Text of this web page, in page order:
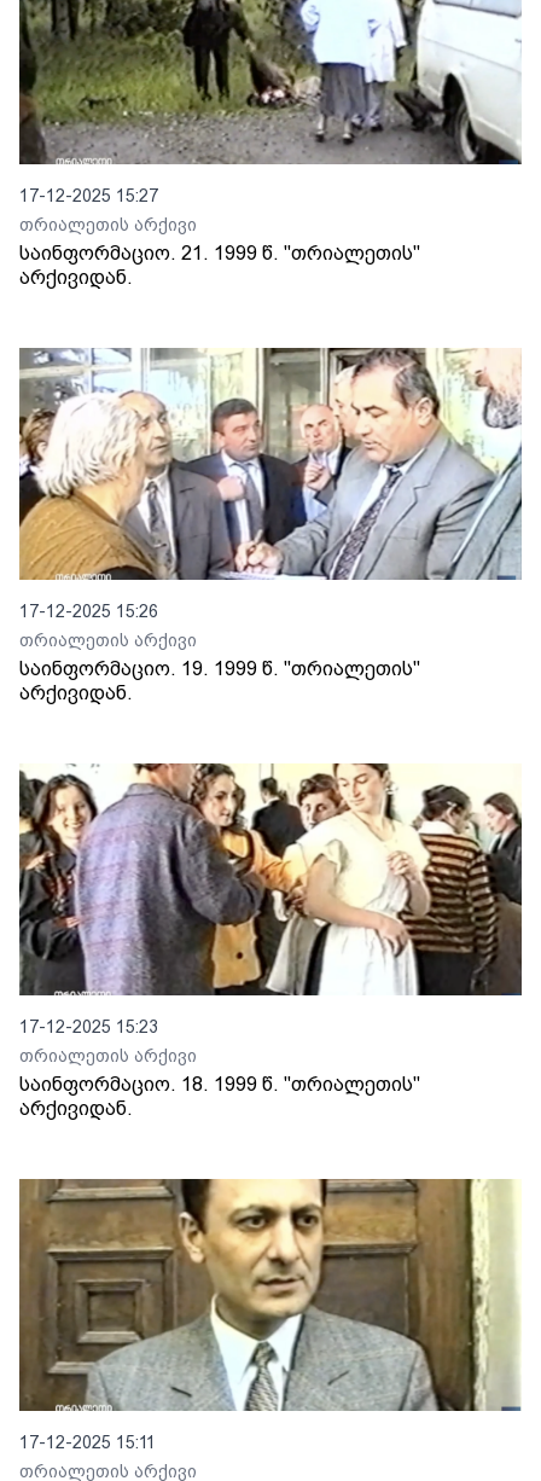
17-12-2025 15:27
თრიალეთის არქივი
საინფორმაციო. 21. 1999 წ. "თრიალეთის"
არქივიდან.
17-12-2025 15:26
თრიალეთის არქივი
საინფორმაციო. 19. 1999 წ. "თრიალეთის"
არქივიდან.
17-12-2025 15:23
თრიალეთის არქივი
საინფორმაციო. 18. 1999 წ. "თრიალეთის"
არქივიდან.
17-12-2025 15:11
თრიალეთის არქივი